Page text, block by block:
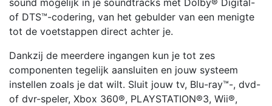
sound mogelijk in je soundtracks met Dolby® Digital-
of DTS™-codering, van het gebulder van een menigte
tot de voetstappen direct achter je.
Dankzij de meerdere ingangen kun je tot zes
componenten tegelijk aansluiten en jouw systeem
instellen zoals je dat wilt. Sluit jouw tv, Blu-ray™-, dvd-
of dvr-speler, Xbox 360®, PLAYSTATION®3, Wii®,